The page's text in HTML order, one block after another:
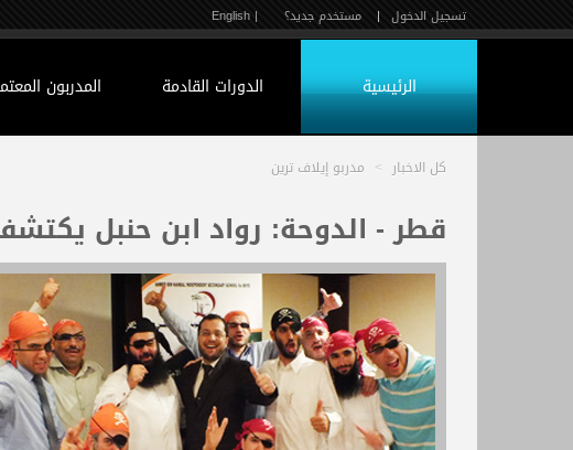
تسجيل الدخول | مستخدم جديد؟ | English
الرئيسية الدورات القادمة المدربون
كل الاخبار > مدربو إيلاف ترين
قطر - الدوحة: رواد ابن حنبل